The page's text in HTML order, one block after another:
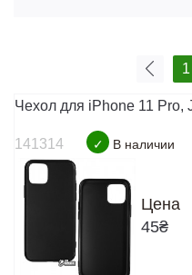
1
Чехол для iPhone 11 Pro,
141314 ✓ В наличии
Цена
45₴